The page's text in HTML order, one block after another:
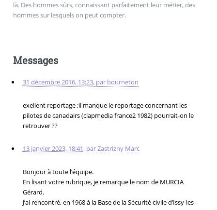
là. Des hommes sûrs, connaissant parfaitement leur métier, des
hommes sur lesquels on peut compter.
Messages
31 décembre 2016, 13:23, par bourneton
exellent reportage ;il manque le reportage concernant les
pilotes de canadairs (clapmedia france2 1982) pourrait-on le
retrouver ??
13 janvier 2023, 18:41, parZastrizny Marc
Bonjour à toute l’équipe.
En lisant votre rubrique, je remarque le nom de MURCIA
Gérard.
J’ai rencontré, en 1968 à la Base de la Sécurité civile d’Issy-les-